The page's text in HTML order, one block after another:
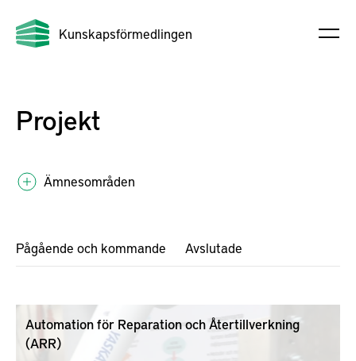
Kunskapsförmedlingen
Projekt
Ämnesområden
Pågående och kommande Avslutade
Automation för Reparation och Återtillverkning
(ARR)